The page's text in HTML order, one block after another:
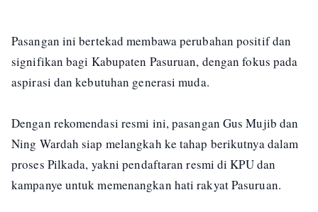
Pasangan ini bertekad membawa perubahan positif dan
signifikan bagi Kabupaten Pasuruan, dengan fokus pada
aspirasi dan kebutuhan generasi muda.
Dengan rekomendasi resmi ini, pasangan Gus Mujib dan
Ning Wardah siap melangkah ke tahap berikutnya dalam
proses Pilkada, yakni pendaftaran resmi di KPU dan
kampanye untuk memenangkan hati rakyat Pasuruan.